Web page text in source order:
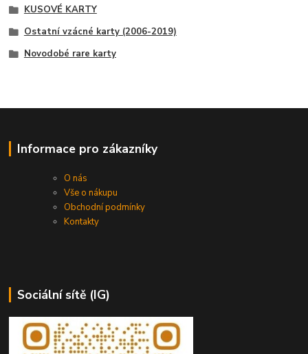
KUSOVÉ KARTY
Ostatní vzácné karty (2006-2019)
Novodobé rare karty
Informace pro zákazníky
O nás
Vše o nákupu
Obchodní podmínky
Kontakty
Sociální sítě (IG)